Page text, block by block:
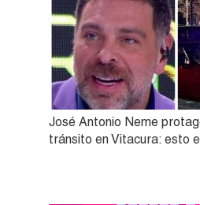
José Antonio Neme
tránsito en Vitacura: esto